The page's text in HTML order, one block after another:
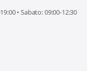
• Sabato: 09:00-12:30